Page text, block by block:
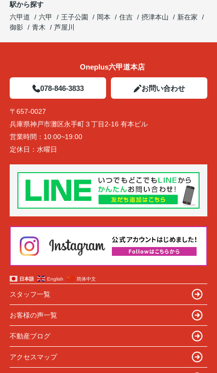
駅から探す
六甲道
六甲 王子公園 岡本 住吉 摂津本山
新在家
御影
青木 芦屋川
Oneplus六甲道本店
078-846-3833 お問い合わせ
〒657-0027
兵庫県神戸市灘区永手町３丁目2-16 有本ビル
営業時間： 10:00~19:00
定休日： 水曜日
日本語 English 简体中文
スタッフ一覧
お客様の声一覧
不動産ブログ
アクセスマップ